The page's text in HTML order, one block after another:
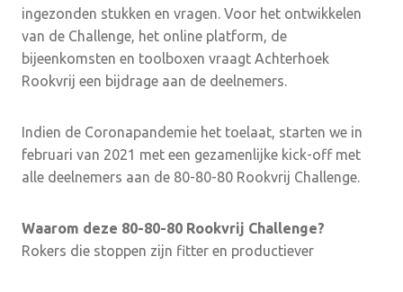
ingezonden stukken en vragen. Voor het ontwikkelen
van de Challenge, het online platform, de
bijeenkomsten en toolboxen vraagt Achterhoek
Rookvrij een bijdrage aan de deelnemers.
Indien de Coronapandemie het toelaat, starten we in
februari van 2021 met een gezamenlijke kick-off met
alle deelnemers aan de 80-80-80 Rookvrij Challenge.
Waarom deze 80-80-80 Rookvrij Challenge?
Rokers die stoppen zijn fitter en productiever